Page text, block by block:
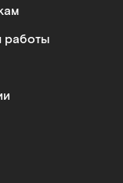
работы